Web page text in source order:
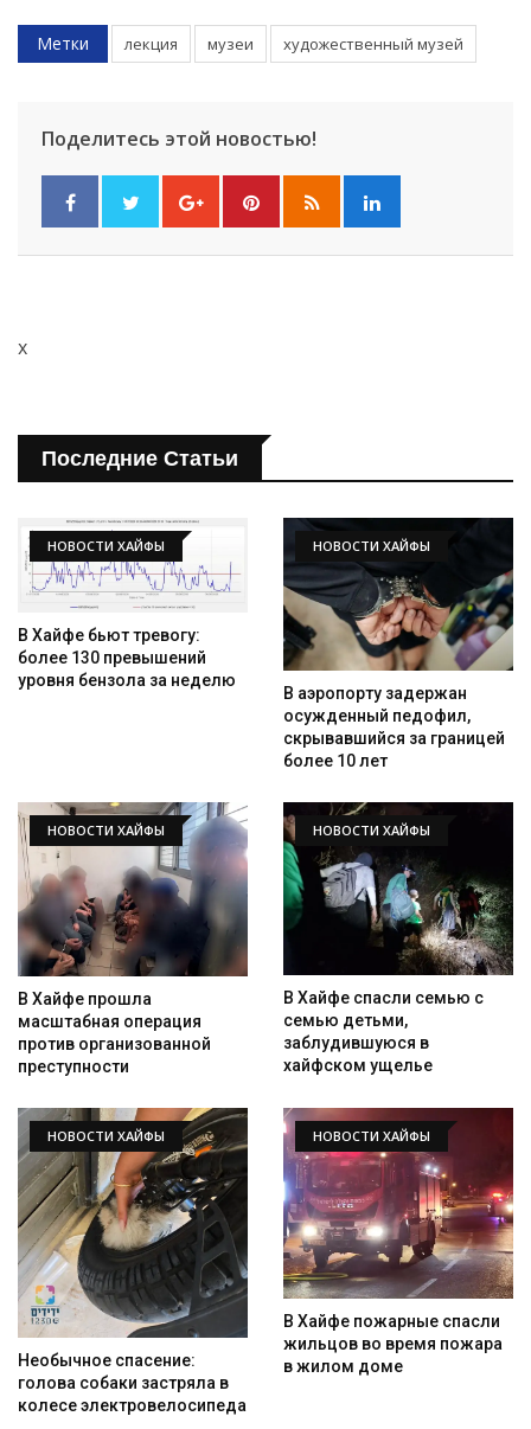
Метки лекция музеи художественный музей
Поделитесь этой новостью!
x
Последние Статьи
НОВОСТИ ХАЙФЫ
В Хайфе бьют тревогу:
более 130 превышений
уровня бензола за неделю
НОВОСТИ ХАЙФЫ
В аэропорту задержан
осужденный педофил,
скрывавшийся за границей
более 10 лет
НОВОСТИ ХАЙФЫ
В Хайфе прошла
масштабная операция
против организованной
преступности
НОВОСТИ ХАЙФЫ
В Хайфе спасли семью с
семью детьми,
заблудившуюся в
хайфском ущелье
НОВОСТИ ХАЙФЫ
Необычное спасение:
голова собаки застряла в
колесе электровелосипеда
НОВОСТИ ХАЙФЫ
В Хайфе пожарные спасли
жильцов во время пожара
в жилом доме